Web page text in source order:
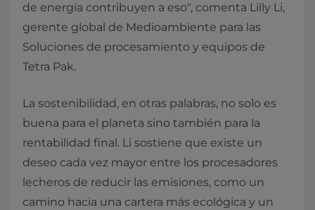
de energía contribuyen a eso", comenta Lilly Li,
gerente global de Medioambiente para las
Soluciones de procesamiento y equipos de
Tetra Pak.
La sostenibilidad, en otras palabras, no solo es
buena para el planeta sino también para la
rentabilidad final. Li sostiene que existe un
deseo cada vez mayor entre los procesadores
lecheros de reducir las emisiones, como un
camino hacia una cartera más ecológica y un